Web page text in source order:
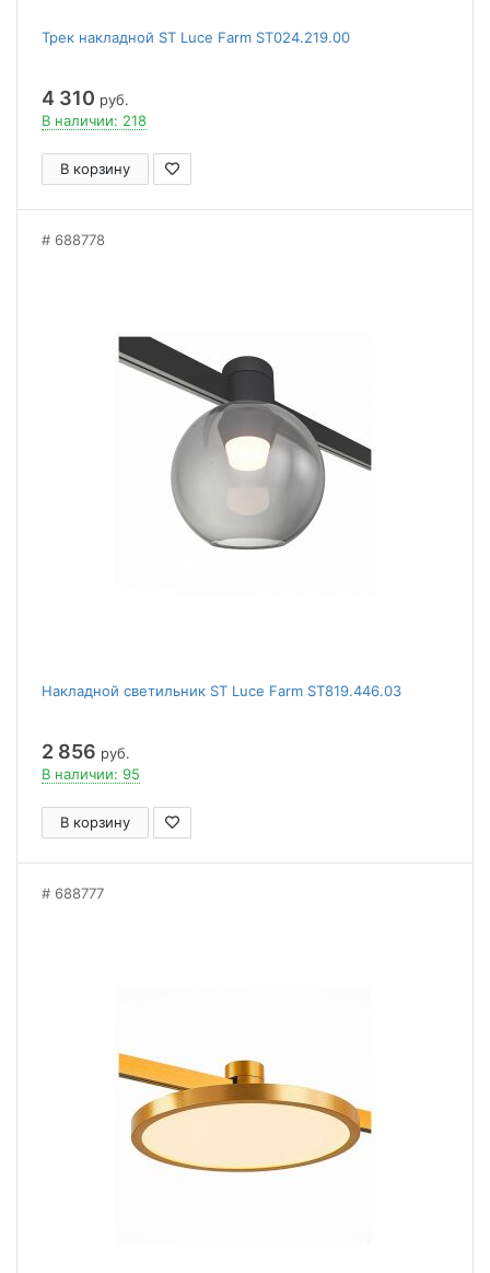
Трек накладной ST Luce Farm ST024.219.00
4 310 руб.
В наличии: 218
В корзину
688778
Накладной светильник ST Luce Farm ST819.446.03
2 856 руб.
В наличии: 95
В корзину
688777